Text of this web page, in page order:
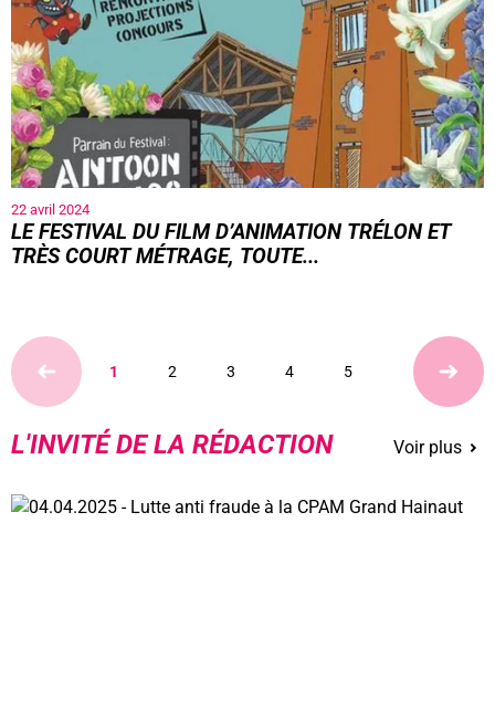
22 avril 2024
LE FESTIVAL DU FILM D’ANIMATION TRÉLON ET
TRÈS COURT MÉTRAGE, TOUTE...
1 2 3 4 5
L'INVITÉ DE LA RÉDACTION Voir plus